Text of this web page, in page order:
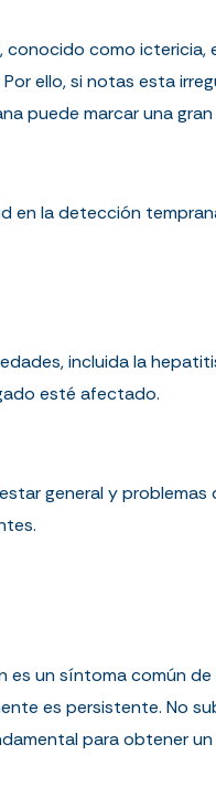
conocido como
ello, si notas esta
puede marcar una
en la detección
incluida la
esté afectado.
general y
es un síntoma común
es persistente. No
para obtener